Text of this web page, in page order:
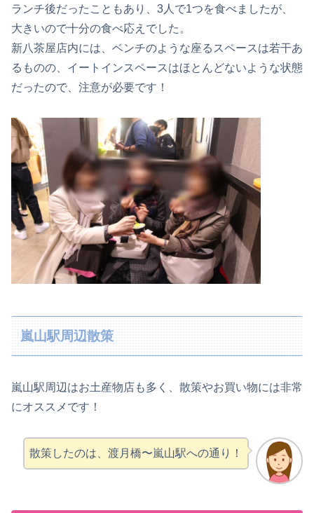
ランチ後だったこともあり、3人で1つを食べましたが、
大きいので十分の食べ応えでした。
新八茶屋店内には、ベンチのような座るスペースは若干あ
るものの、イートインスペースはほとんどないような状態
だったので、注意が必要です！
嵐山駅周辺散策
嵐山駅周辺はお土産物店も多く、散策やお買い物には非常
にオススメです！
散策したのは、渡月橋〜嵐山駅への通り！